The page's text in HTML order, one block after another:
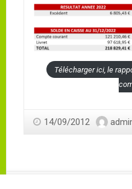
Télécharger ici, le
14/09/2012